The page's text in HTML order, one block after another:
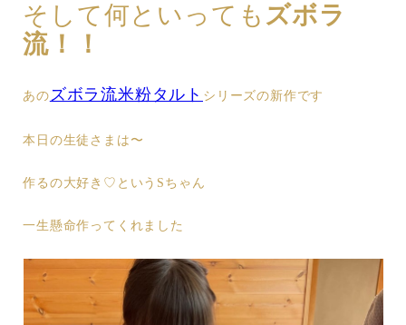
そして何といっても ズボラ
流！！
あの ズボラ流米粉タルト シリーズの新作です
本日の生徒さまは〜
作るの大好き♡というSちゃん
一生懸命作ってくれました